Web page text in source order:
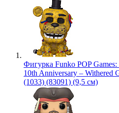
Фигурка Funko POP
10th Anniversary – Withered
(1033) (83091) (9,5 см)